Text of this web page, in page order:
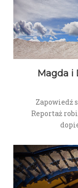
Magda i
Zapowiedź
Reportaż